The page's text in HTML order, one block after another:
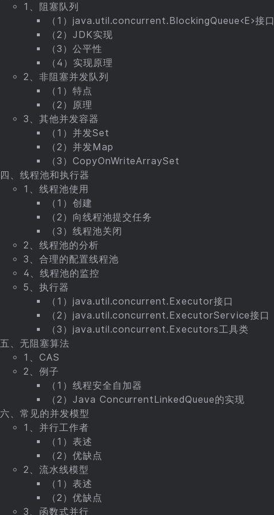
1、阻塞队列
（1）java.util.concurrent.BlockingQueue<E>接口
（2）JDK实现
（3）公平性
（4）实现原理
2、非阻塞并发队列
（1）特点
（2）原理
3、其他并发容器
（1）并发Set
（2）并发Map
（3）CopyOnWriteArraySet
四、线程池和执行器
1、线程池使用
（1）创建
（2）向线程池提交任务
（3）线程池关闭
2、线程池的分析
3、合理的配置线程池
4、线程池的监控
5、执行器
（1）java.util.concurrent.Executor接口
（2）java.util.concurrent.ExecutorService接口
（3）java.util.concurrent.Executors工具类
五、无阻塞算法
1、CAS
2、例子
（1）线程安全自加器
（2）Java ConcurrentLinkedQueue的实现
六、常见的并发模型
1、并行工作者
（1）表述
（2）优缺点
2、流水线模型
（1）表述
（2）优缺点
3、函数式并行